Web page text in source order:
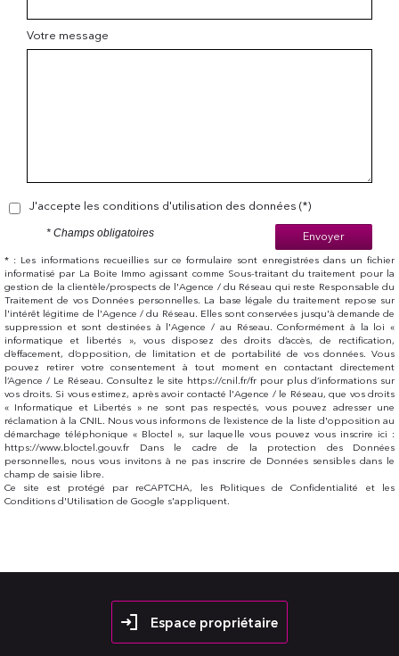
Votre message
J'accepte les conditions d'utilisation des données (*)
Envoyer
* Champs obligatoires
* : Les informations recueillies sur ce formulaire sont enregistrées dans un fichier
informatisé par La Boite Immo agissant comme Sous-traitant du traitement pour la
gestion de la clientèle/prospects de l'Agence / du Réseau qui reste Responsable du
Traitement de vos Données personnelles. La base légale du traitement repose sur
l'intérêt légitime de l'Agence / du Réseau. Elles sont conservées jusqu'à demande de
suppression et sont destinées à l'Agence / au Réseau. Conformément à la loi «
informatique et libertés », vous disposez des droits d’accès, de rectification,
d’effacement, d’opposition, de limitation et de portabilité de vos données. Vous
pouvez retirer votre consentement à tout moment en contactant directement
l’Agence / Le Réseau. Consultez le site https://cnil.fr/fr pour plus d’informations sur
vos droits. Si vous estimez, après avoir contacté l'Agence / le Réseau, que vos droits
« Informatique et Libertés » ne sont pas respectés, vous pouvez adresser une
réclamation à la CNIL. Nous vous informons de l’existence de la liste d'opposition au
démarchage téléphonique « Bloctel », sur laquelle vous pouvez vous inscrire ici :
https://www.bloctel.gouv.fr Dans le cadre de la protection des Données
personnelles, nous vous invitons à ne pas inscrire de Données sensibles dans le
champ de saisie libre.
Ce site est protégé par reCAPTCHA, les Politiques de Confidentialité
et les
Conditions d'Utilisation de Google s'appliquent.
Espace propriétaire